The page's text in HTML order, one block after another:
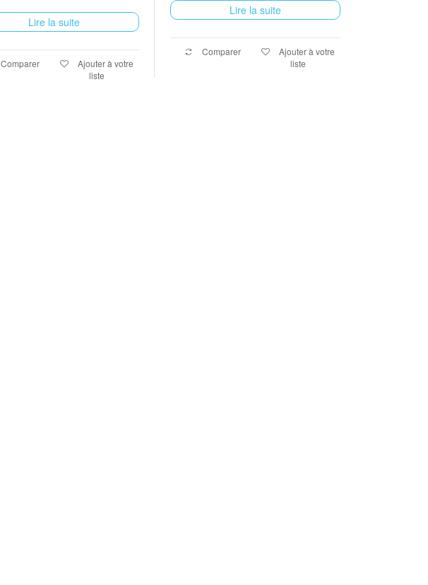
Lire la suite
Comparer
Ajouter à votre
liste
Lire la suite
Comparer
Ajouter à votre
liste